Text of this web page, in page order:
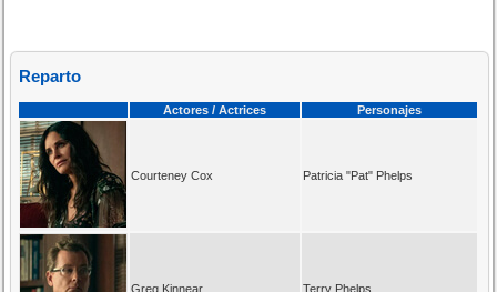
Reparto
Actores / Actrices Personajes
Courteney Cox Patricia "Pat" Phelps
Greg Kinnear Terry Phelps